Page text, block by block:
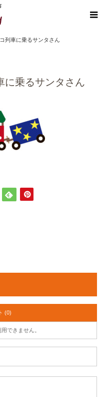
列車に乗るサンタさん
に乗るサンタさん
(0)
できません。